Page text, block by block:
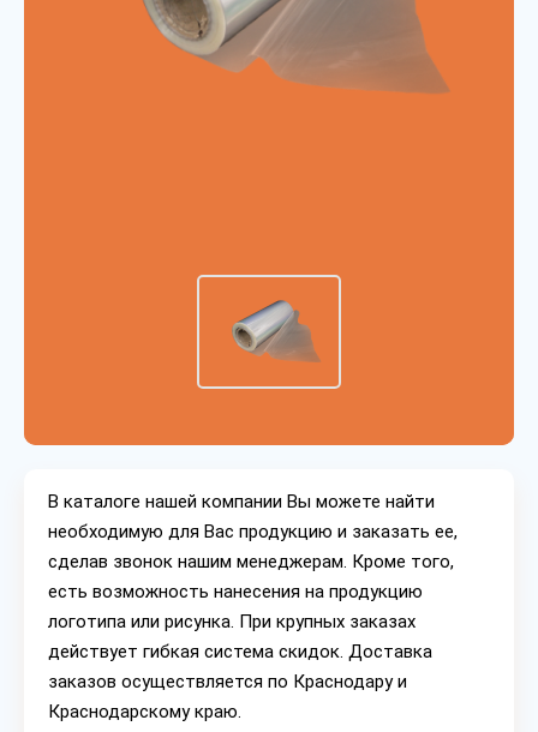
В каталоге нашей компании Вы можете найти
необходимую для Вас продукцию и заказать ее,
сделав звонок нашим менеджерам. Кроме того,
есть возможность нанесения на продукцию
логотипа или рисунка. При крупных заказах
действует гибкая система скидок. Доставка
заказов осуществляется по Краснодару и
Краснодарскому краю.